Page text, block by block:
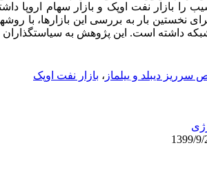
را بازار نفت اوپک و بازار سهام اروپا
نخستین بار به بررسی این بازارها، با
داشته است. این پژوهش به
دیبلد و ییلماز ، بازار نفت اوپک